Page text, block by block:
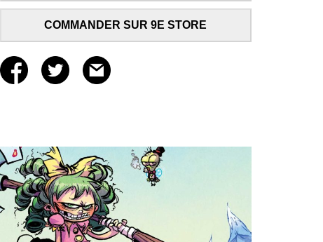
COMMANDER SUR 9E STORE